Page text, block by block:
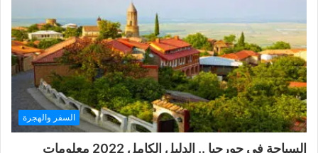
ر
ب
ا
ل
ت
ت
ا
السفر والهجرة
السياحة في جورجيا .. الدليل الكامل 2022 معلومات